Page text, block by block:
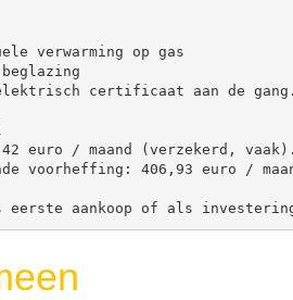
verwarming op gas
certificaat aan de gang.
euro / maand (verzekerd, vaak).
voorheffing: 406,93 euro /
eerste aankoop of als